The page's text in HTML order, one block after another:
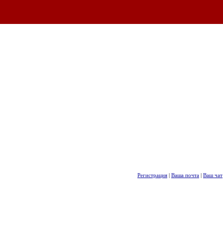
Регистрация | Ваша почта | Ваш чат